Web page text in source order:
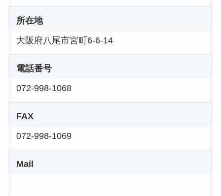
所在地
大阪府八尾市宮町6-6-14
電話番号
072-998-1068
FAX
072-998-1069
Mail